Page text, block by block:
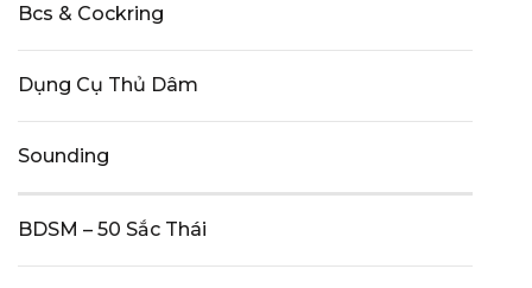
Bcs & Cockring
Dụng Cụ Thủ Dâm
Sounding
BDSM – 50 Sắc Thái